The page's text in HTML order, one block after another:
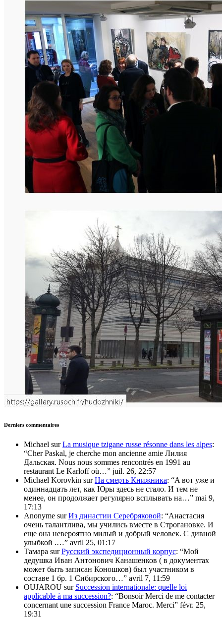
Derniers commentaires
Michael surLa musique tzigane russe résonne dans les alpes:
“Cher Paskal, je cherche mon ancienne amie Лилия
Дальская. Nous nous sommes rencontrés en 1991 au
restaurant Le Karloff où…” juil. 26, 22:57
Michael Korovkin surНа смерть Книжника: “A вот уже и
одиннадцать лет, как Юры здесь не стало. И тем не
менее, он продолжает регулярно всплывать на…” mai 9,
17:13
Anonyme surИз династии Серебряковой: “Анастасия
очень талантлива, мы учились вместе в Строгановке. И
еще она невероятно милый и добрый человек. С дивной
улыбкой .…” avril 25, 01:17
Тамара surРусский экспедиционный корпус: “Мой
дедушка Иван Антонович Канашенков ( в документах
может быть записан Коношков) был участником в
составе 1 бр. 1 Сибирского…” avril 7, 11:59
OUJAROU sur Succession internationale: quelle loi
applicable à ma succession?: “Bonsoir Merci de me contacter
concernant une succession France Maroc. Merci” févr. 25,
19:31